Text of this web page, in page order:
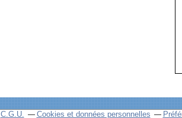
C.G.U. Cookies et données personnelles